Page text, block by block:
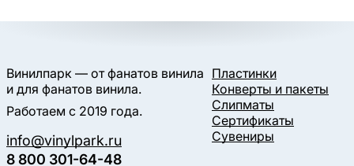
Винилпарк — от фанатов винила
и для фанатов винила.
Работаем с 2019 года.
info@vinylpark.ru
8 800 301-64-48
Пластинки
Конверты и пакеты
Слипматы
Сертификаты
Сувениры